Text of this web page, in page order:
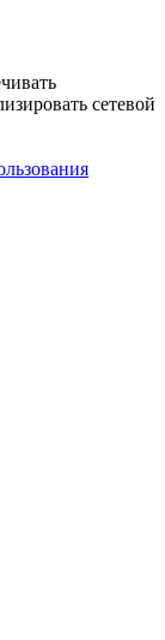
сетевой